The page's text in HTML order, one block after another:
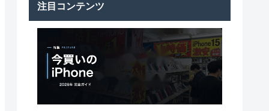
注目コンテンツ